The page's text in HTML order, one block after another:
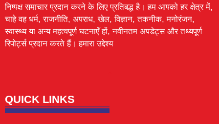
निष्पक्ष समाचार प्रदान करने के लिए प्रतिबद्ध है। हम आपको हर क्षेत्र में,
चाहे वह धर्म, राजनीति, अपराध, खेल, विज्ञान, तकनीक, मनोरंजन,
स्वास्थ्य या अन्य महत्वपूर्ण घटनाएँ हों, नवीनतम अपडेट्स और तथ्यपूर्ण
रिपोर्ट्स प्रदान करते हैं। हमारा उद्देश्य
QUICK LINKS